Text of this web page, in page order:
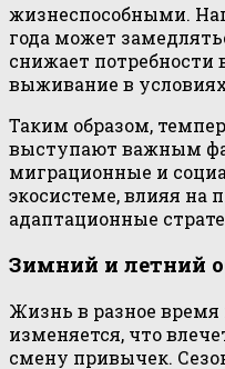
жизнеспособными.
года может
снижает потребности
выживание в
Таким образом,
выступают важным
миграционные и
экосистеме, влияя на
адаптационные
Зимний и летний
Жизнь в разное время
изменяется, что
смену привычек.